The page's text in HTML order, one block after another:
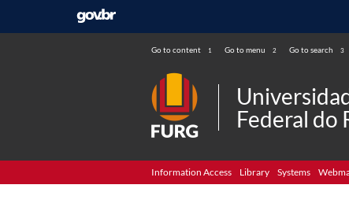
Go to content 1 Go to menu 2 Go to search 3
Federal do
Information Access Library Systems